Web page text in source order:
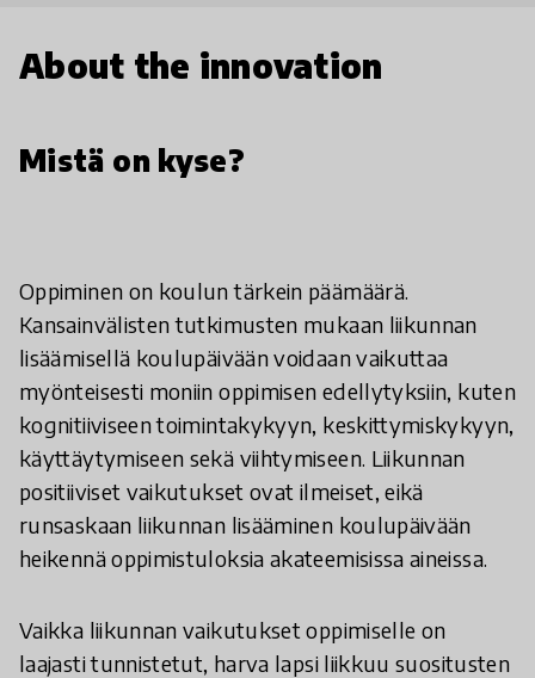
About the innovation
Mistä on kyse?
Oppiminen on koulun tärkein päämäärä.
Kansainvälisten tutkimusten mukaan liikunnan
lisäämisellä koulupäivään voidaan vaikuttaa
myönteisesti moniin oppimisen edellytyksiin, kuten
kognitiiviseen toimintakykyyn, keskittymiskykyyn,
käyttäytymiseen sekä viihtymiseen. Liikunnan
positiiviset vaikutukset ovat ilmeiset, eikä
runsaskaan liikunnan lisääminen koulupäivään
heikennä oppimistuloksia akateemisissa aineissa.
Vaikka liikunnan vaikutukset oppimiselle on
laajasti tunnistetut, harva lapsi liikkuu suositusten